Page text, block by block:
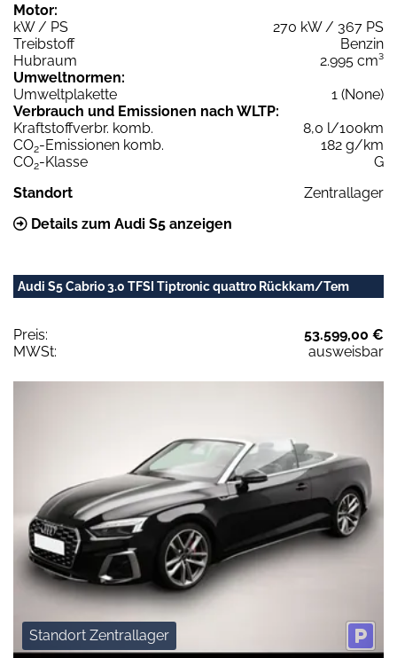
Motor:
kW / PS
270 kW / 367 PS
Treibstoff
Benzin
Hubraum
2.995 cm³
Umweltnormen:
Umweltplakette
1 (None)
Verbrauch und Emissionen nach WLTP:
Kraftstoffverbr. komb.
8,0 l/100km
CO2-Emissionen komb.
182 g/km
CO2-Klasse
G
Standort
Zentrallager
Details zum Audi S5 anzeigen
Audi S5 Cabrio 3.0 TFSI Tiptronic quattro Rückkam/Tem
Preis:
53.599,00 €
MWSt:
ausweisbar
Standort Zentrallager